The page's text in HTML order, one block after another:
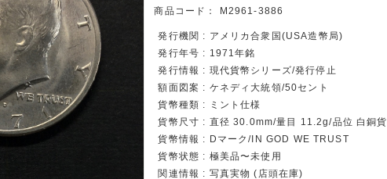
商品コード： M2961-3886
発行機関 : アメリカ合衆国(USA造幣局)
発行年号 : 1971年銘
発行情報 : 現代貨幣シリーズ/発行停止
額面図案 : ケネディ大統領/50セント
貨幣種類 : ミント仕様
貨幣尺寸 : 直径 30.0mm/量目 11.2g/品位 白銅貨
貨幣情報 : Dマーク/IN GOD WE TRUST
貨幣状態 : 極美品〜未使用
関連情報 : 写真実物 (店頭在庫)